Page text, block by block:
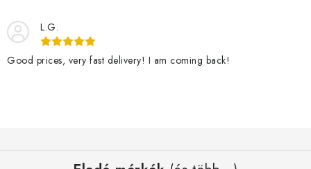
L.G.
Good prices, very fast delivery! I am coming back!